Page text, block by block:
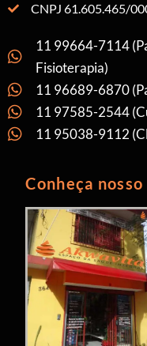
CNPJ 61.605.465/
11 99664-7114
Fisioterapia)
11 96689-6870
11 97585-2544
11 95038-9112
Conheça nosso